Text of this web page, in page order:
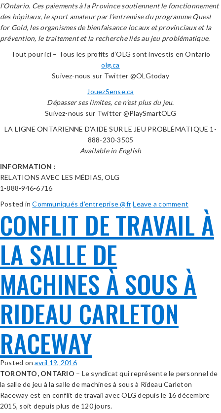
l’Ontario. Ces paiements à la Province soutiennent le fonctionnement
des hôpitaux, le sport amateur par l’entremise du programme Quest
for Gold, les organismes de bienfaisance locaux et provinciaux et la
prévention, le traitement et la recherche liés au jeu problématique.
Tout pour ici – Tous les profits d’OLG sont investis en Ontario
olg.ca
Suivez-nous sur Twitter @OLGtoday
JouezSense.ca
Dépasser ses limites, ce n’est plus du jeu.
Suivez-nous sur Twitter @PlaySmartOLG
LA LIGNE ONTARIENNE D’AIDE SUR LE JEU PROBLÉMATIQUE 1-
888-230-3505
Available in English
INFORMATION :
RELATIONS AVEC LES MÉDIAS, OLG
1-888-946-6716
Posted inCommuniqués d’entreprise @frLeave a comment
CONFLIT DE TRAVAIL À
LA SALLE DE
MACHINES À SOUS À
RIDEAU CARLETON
RACEWAY
Posted onavril 19, 2016
TORONTO, ONTARIO – Le syndicat qui représente le personnel de
la salle de jeu à la salle de machines à sous à Rideau Carleton
Raceway est en conflit de travail avec OLG depuis le 16 décembre
2015, soit depuis plus de 120 jours.